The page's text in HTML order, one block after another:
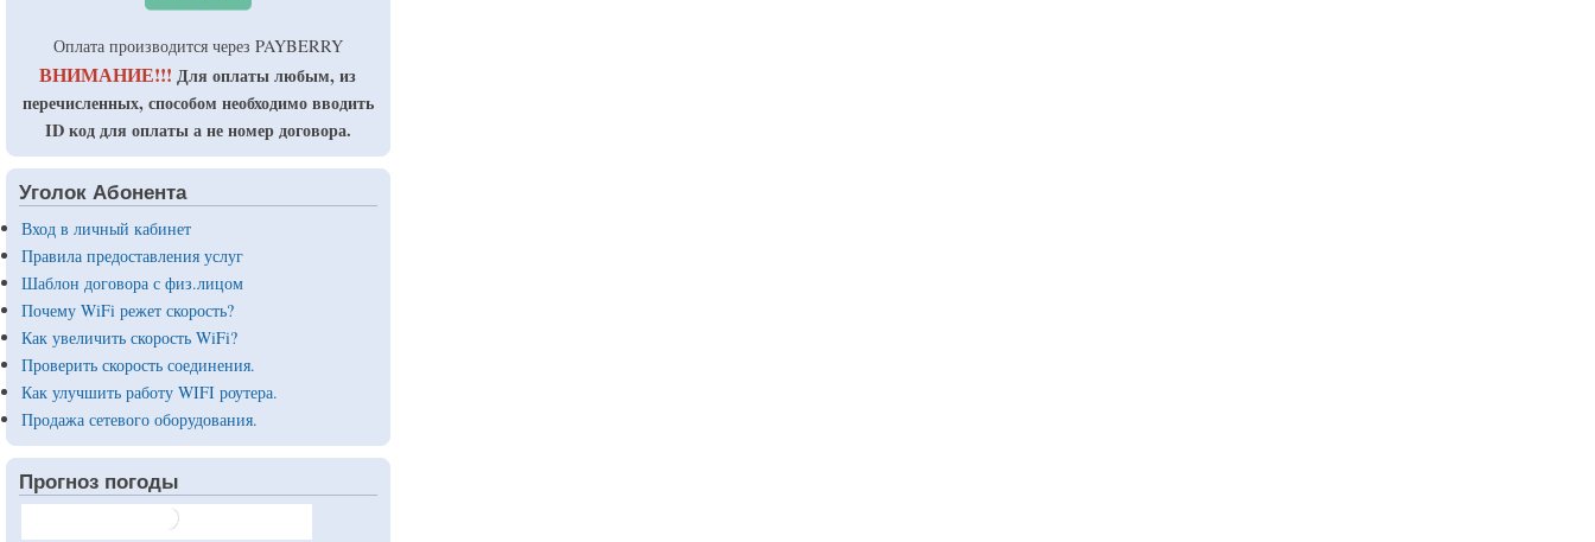
Оплата производится через PAYBERRY
ВНИМАНИЕ!!! Для оплаты любым, из
перечисленных, способом необходимо вводить
ID код для оплаты а не номер договора.
Уголок Абонента
Вход в личный кабинет
Правила предоставления услуг
Шаблон договора с физ.лицом
Почему WiFi режет скорость?
Как увеличить скорость WiFi?
Проверить скорость соединения.
Как улучшить работу WIFI роутера.
Продажа сетевого оборудования.
Прогноз погоды